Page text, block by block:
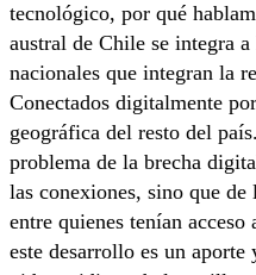
tecnológico, por qué
austral de Chile se integra
nacionales que integran la
Conectados digitalmente
geográfica del resto del
problema de la brecha
las conexiones, sino que de
entre quienes tenían
este desarrollo es un